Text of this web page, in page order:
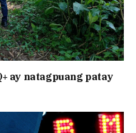
ay natagpuang patay